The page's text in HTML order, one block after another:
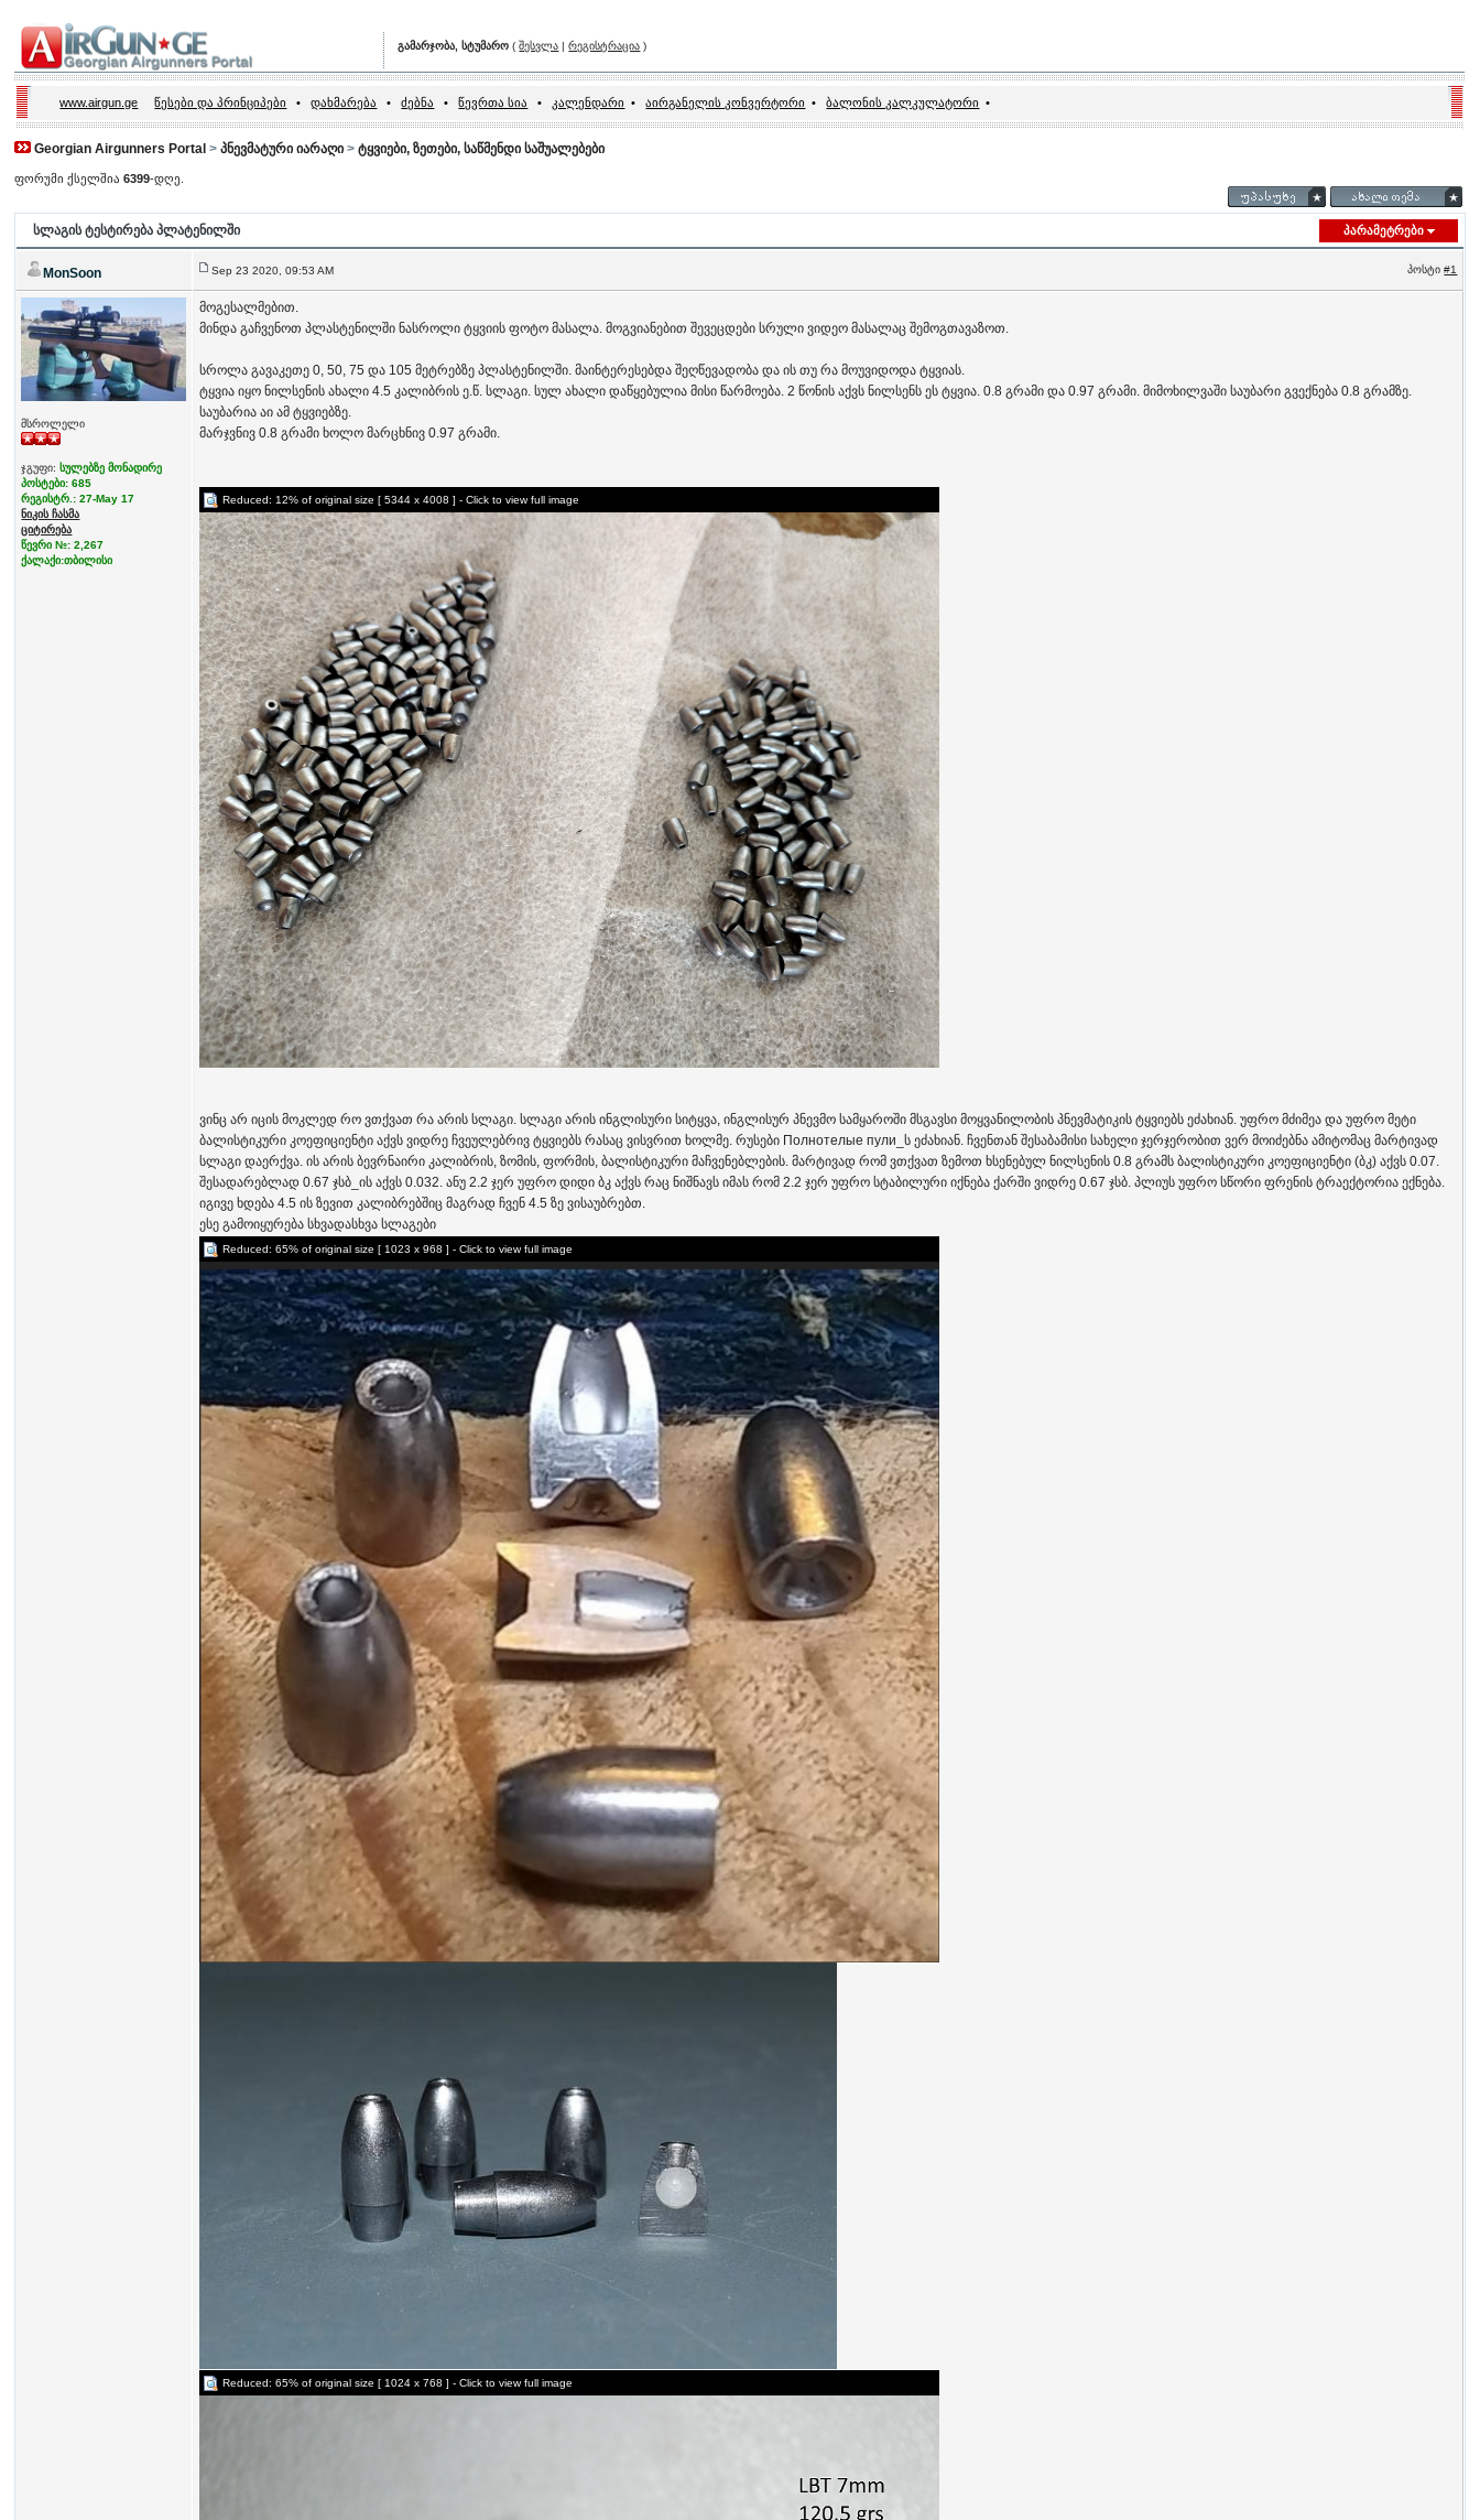
გამარჯობა, სტუმარო (შესვლა |რეგისტრაცია )
www.airgun.ge წესები და პრინციპები • დახმარება • ძებნა • წევრთა სია • კალენდარი • აირგანელის კონვერტორი • ბალონის კალკულატორი •
Georgian Airgunners Portal >პნევმატური იარაღი >ტყვიები, ზეთები, საწმენდი საშუალებები
ფორუმი ქსელშია6399-დღე.
სლაგის ტესტირება პლატენილში პარამეტრები
MonSoon Sep 23 2020, 09:53 AM პოსტი#1
მსროლელი
ჯგუფი:სულებზე მონადირე
პოსტები: 685
რეგისტრ.: 27-May 17
ნიკის ჩასმა
ციტირება
წევრი №: 2,267
ქალაქი:თბილისი
მოგესალმებით.
მინდა გაჩვენოთ პლასტენილში ნასროლი ტყვიის ფოტო მასალა. მოგვიანებით შევეცდები სრული ვიდეო მასალაც შემოგთავაზოთ.
სროლა გავაკეთე 0, 50, 75 და 105 მეტრებზე პლასტენილში. მაინტერესებდა შეღწევადობა და ის თუ რა მოუვიდოდა ტყვიას.
ტყვია იყო ნილსენის ახალი 4.5 კალიბრის ე.წ. სლაგი. სულ ახალი დაწყებულია მისი წარმოება. 2 წონის აქვს ნილსენს ეს ტყვია. 0.8 გრამი და 0.97 გრამი. მიმოხილვაში საუბარი გვექნება 0.8 გრამზე.
საუბარია აი ამ ტყვიებზე.
მარჯვნივ 0.8 გრამი ხოლო მარცხნივ 0.97 გრამი.
Reduced: 12% of original size [ 5344 x 4008 ] - Click to view full image
ვინც არ იცის მოკლედ რო ვთქვათ რა არის სლაგი. სლაგი არის ინგლისური სიტყვა, ინგლისურ პნევმო სამყაროში მსგავსი მოყვანილობის პნევმატიკის ტყვიებს ეძახიან. უფრო მძიმეა და უფრო მეტი
ბალისტიკური კოეფიციენტი აქვს ვიდრე ჩვეულებრივ ტყვიებს რასაც ვისვრით ხოლმე. რუსები Полнотелые пули_ს ეძახიან. ჩვენთან შესაბამისი სახელი ჯერჯერობით ვერ მოიძებნა ამიტომაც მარტივად
სლაგი დაერქვა. ის არის ბევრნაირი კალიბრის, ზომის, ფორმის, ბალისტიკური მაჩვენებლების. მარტივად რომ ვთქვათ ზემოთ ხსენებულ ნილსენის 0.8 გრამს ბალისტიკური კოეფიციენტი (ბკ) აქვს 0.07.
შესადარებლად 0.67 ჯსბ_ის აქვს 0.032. ანუ 2.2 ჯერ უფრო დიდი ბკ აქვს რაც ნიშნავს იმას რომ 2.2 ჯერ უფრო სტაბილური იქნება ქარში ვიდრე 0.67 ჯსბ. პლიუს უფრო სწორი ფრენის ტრაექტორია ექნება.
იგივე ხდება 4.5 ის ზევით კალიბრებშიც მაგრად ჩვენ 4.5 ზე ვისაუბრებთ.
ესე გამოიყურება სხვადასხვა სლაგები
Reduced: 65% of original size [ 1023 x 968 ] - Click to view full image
Reduced: 65% of original size [ 1024 x 768 ] - Click to view full image